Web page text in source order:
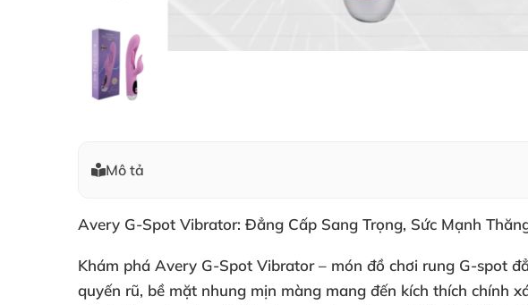
Mô tả
Avery G-Spot Vibrator: Đẳng Cấp Sang Trọng, Sức Mạnh
Khám phá Avery G-Spot Vibrator – món đồ chơi rung G-spot
quyến rũ, bề mặt nhung mịn màng mang đến kích thích chính